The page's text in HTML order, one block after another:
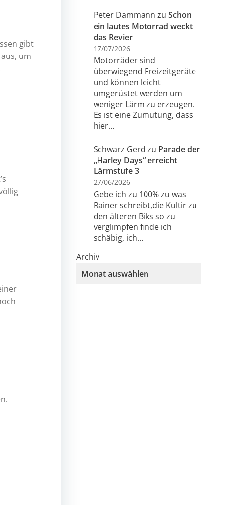
gibt
um
Peter Dammann zu Schon
ein lautes Motorrad weckt
das Revier
17/07/2026
Motorräder sind
überwiegend Freizeitgeräte
und können leicht
umgerüstet werden um
weniger Lärm zu erzeugen.
Es ist eine Zumutung, dass
hier…
Schwarz Gerd zu Parade der
„Harley Days“ erreicht
Lärmstufe 3
27/06/2026
Gebe ich zu 100% zu was
Rainer schreibt,die Kultir zu
den älteren Biks so zu
verglimpfen finde ich
schäbig, ich…
Archiv